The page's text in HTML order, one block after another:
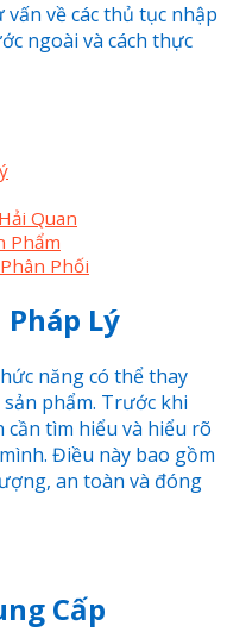
về các thủ tục nhập
ngoài và cách thực
Quan
Phẩm
Phối
Lý
năng có thể thay
phẩm. Trước khi
tìm hiểu và hiểu rõ
Điều này bao gồm
an toàn và đóng
Cấp